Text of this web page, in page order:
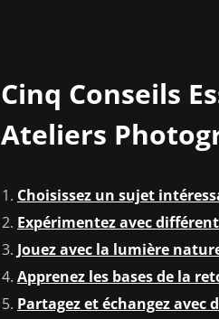
Cinq Conseils
Ateliers
Choisissez un sujet
Expérimentez avec
Jouez avec la lumière
Apprenez les bases de la
Partagez et échangez avec